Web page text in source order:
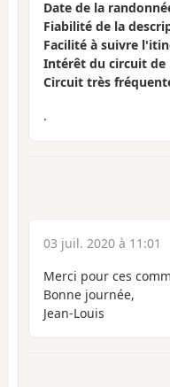
Date de la
Fiabilité de la
Facilité à suivre
Intérêt du circuit de
Circuit très
.
03 juil. 2020 à 11:01
Merci pour ces
Bonne journée,
Jean-Louis